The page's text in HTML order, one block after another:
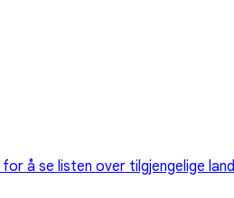
for å se listen over tilgjengelige land